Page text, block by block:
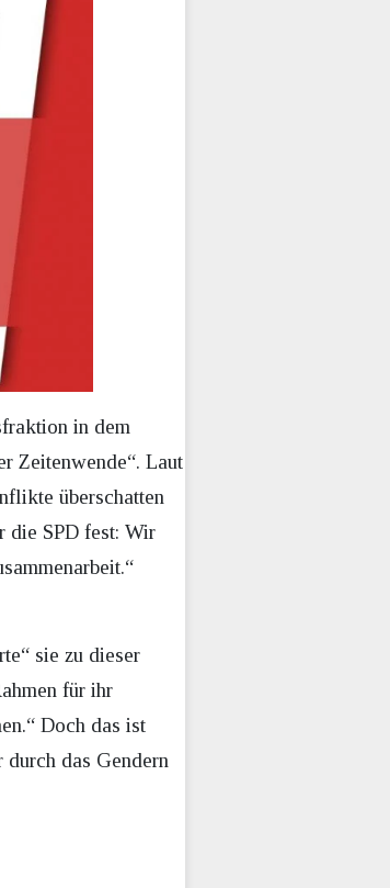
in dem
Zeitenwende“. Laut
überschatten
die SPD fest: Wir
sie zu dieser
für ihr
Doch das ist
das Gendern